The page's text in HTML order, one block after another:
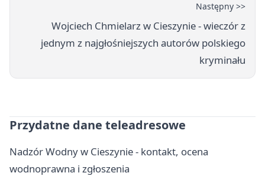
Następny >>
Wojciech Chmielarz w Cieszynie - wieczór z
jednym z najgłośniejszych autorów polskiego
kryminału
Przydatne dane teleadresowe
Nadzór Wodny w Cieszynie - kontakt, ocena
wodnoprawna i zgłoszenia